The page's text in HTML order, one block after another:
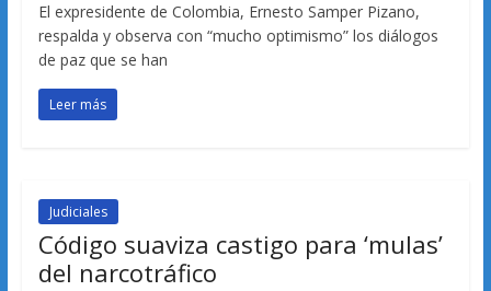
El expresidente de Colombia, Ernesto Samper Pizano,
respalda y observa con “mucho optimismo” los diálogos
de paz que se han
Leer más
Judiciales
Código suaviza castigo para ‘mulas’
del narcotráfico